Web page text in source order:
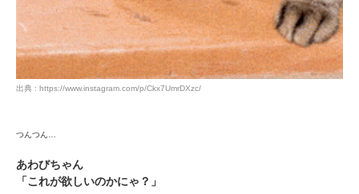
出典 : https://www.instagram.com/p/Ckx7UmrDXzc/
つんつん…
あわびちゃん
「これが欲しいのかにゃ？」
閉じる